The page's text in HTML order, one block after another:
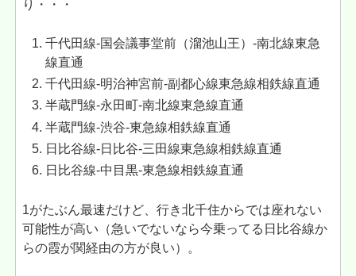
り・・・
千代田線-国会議事堂前（溜池山王）-南北線東急
線直通
千代田線-明治神宮前-副都心線東急線相鉄線直通
半蔵門線-永田町-南北線東急線直通
半蔵門線-渋谷-東急線相鉄線直通
日比谷線-日比谷-三田線東急線相鉄線直通
日比谷線-中目黒-東急線相鉄線直通
1がたぶん最速だけど、行き北千住からでは座れない
可能性が高い（急いでないなら今乗ってる日比谷線か
らの霞が関経由の方が良い）。